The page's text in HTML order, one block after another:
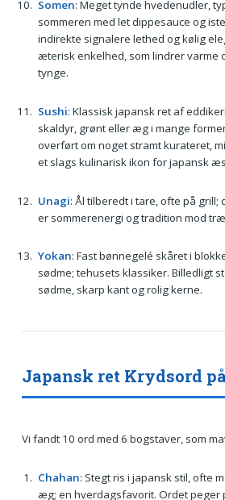
Somen: Meget tynde hvedenudler,
sommeren med let dippesauce og
indirekte signalere lethed og kølig
æterisk enkelhed, som lindrer varme
tynge.
Sushi: Klassisk japansk ret af
skaldyr, grønt eller æg i mange
overført om noget stramt kurateret,
et slags kulinarisk ikon for japansk
Unagi: Ål tilberedt i tare, ofte på grill;
er sommerenergi og tradition mod
Yokan: Fast bønnegelé skåret i
sødme; tehusets klassiker. Billedligt
sødme, skarp kant og rolig kerne.
Japansk ret Krydsord
Vi fandt 10 ord med 6 bogstaver, som
Chahan: Stegt ris i japansk stil, ofte
æg; en hverdagsfavorit. Ordet peger